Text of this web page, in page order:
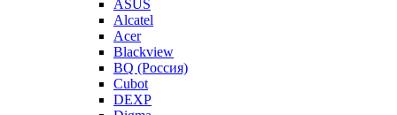
ASUS
Alcatel
Acer
Blackview
BQ (Россия)
Cubot
DEXP